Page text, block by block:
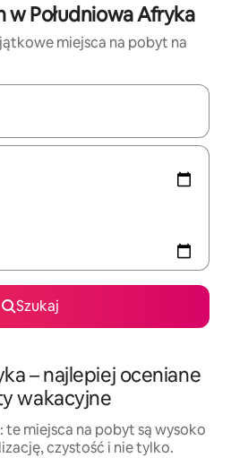
w Południowa Afryka
miejsca na pobyt na
możesz poruszać się po nich za
Szukaj
– najlepiej oceniane
wakacyjne
te miejsca na pobyt są wysoko
czystość i nie tylko.